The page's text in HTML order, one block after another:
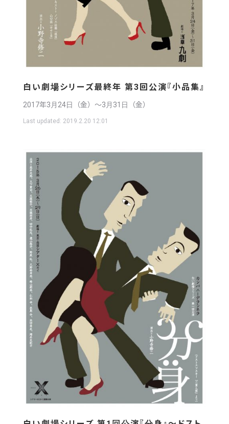
白い劇場シリーズ最終年 第3回公演『小品集』
2017年3月24日（金）〜3月31日（金）
Last updated: 2019.2.20 12:01